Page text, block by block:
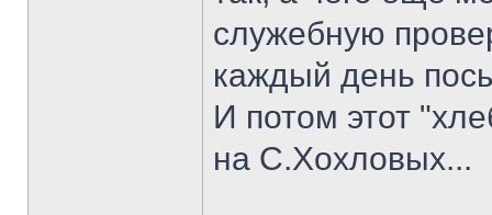
служебную
каждый день
И потом этот
на С.Хохловых...